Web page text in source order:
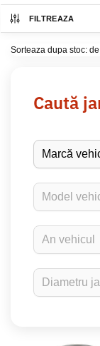
FILTREAZA
Caută